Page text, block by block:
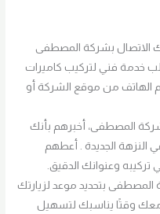
الاتصال بشركة المصطفى
خدمة فني لتركيب كاميرات
الهاتف من موقع الشركة أو
المصطفى، أخبرهم بأنك
النزهة الجديدة . أعطهم
وعنوانك الدقيق.
بتحديد موعد لزيارتك
معك وقتًا يناسبك لتسهيل